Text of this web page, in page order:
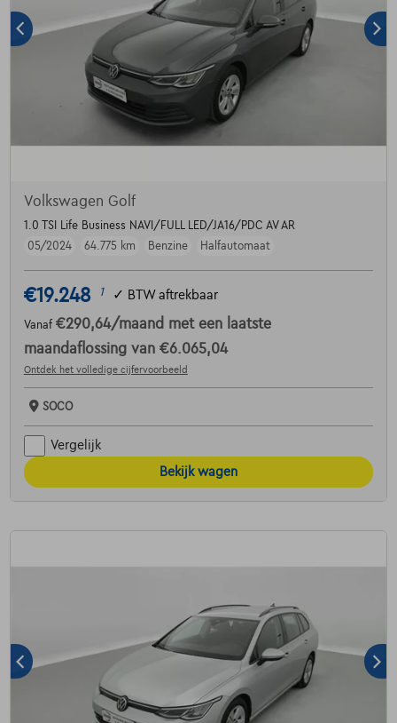
Volkswagen Golf
1.0 TSI Life Business NAVI/FULL LED/JA16/PDC AV AR
05/2024
64.775 km Benzine Halfautomaat
€19.248 1 ✓ BTW aftrekbaar
Vanaf €290,64/maand met een laatste
maandaflossing van €6.065,04
Ontdek het volledige cijfervoorbeeld
SOCO
Vergelijk
Bekijk wagen